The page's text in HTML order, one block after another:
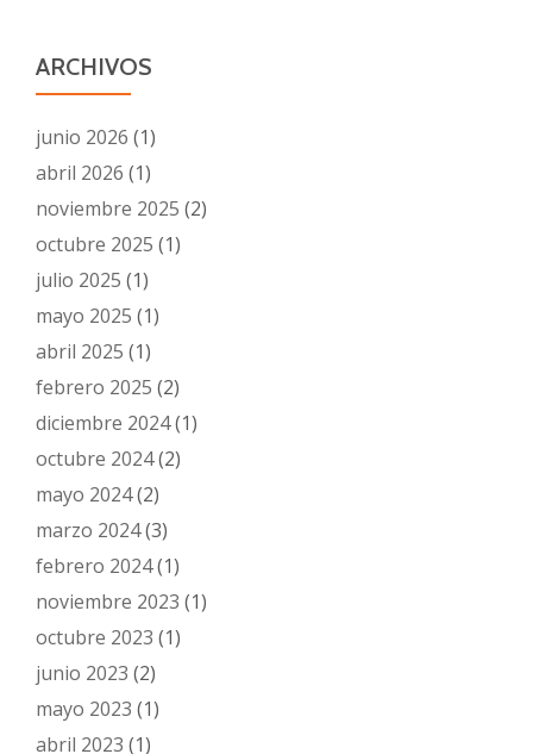
ARCHIVOS
junio 2026 (1)
abril 2026 (1)
noviembre 2025 (2)
octubre 2025 (1)
julio 2025 (1)
mayo 2025 (1)
abril 2025 (1)
febrero 2025 (2)
diciembre 2024(1)
octubre 2024(2)
mayo 2024(2)
marzo 2024(3)
febrero 2024(1)
noviembre 2023 (1)
octubre 2023 (1)
junio 2023 (2)
mayo 2023 (1)
abril 2023 (1)